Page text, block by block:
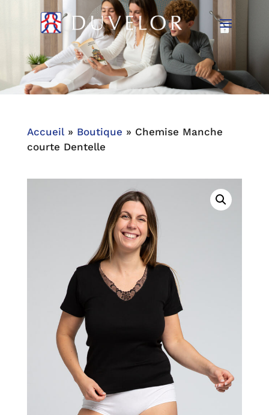
Accueil» Boutique » Chemise Manche
courte Dentelle